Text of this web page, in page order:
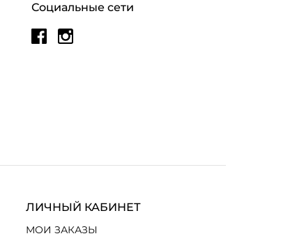
Социальные сети
ЛИЧНЫЙ КАБИНЕТ
МОИ ЗАКАЗЫ